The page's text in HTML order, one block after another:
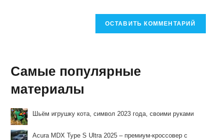
Самые популярные
материалы
Шьём игрушку кота, символ 2023 года, своими руками
Acura MDX Type S Ultra 2025 – премиум-кроссовер с